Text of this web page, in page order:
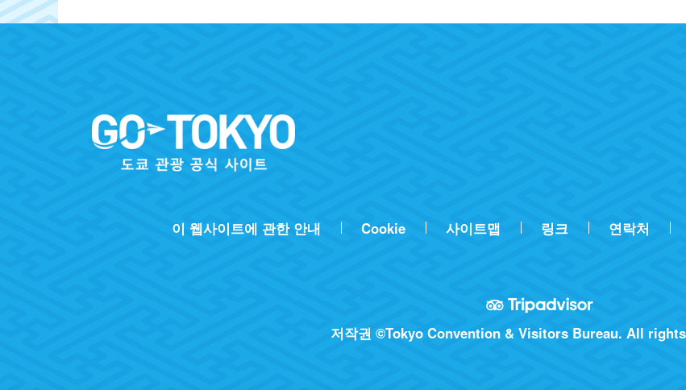
이 웹사이트에 관한 안내 Cookie 사이트맵 링크 연락처
저작권 ©Tokyo Convention & Visitors Bureau. All